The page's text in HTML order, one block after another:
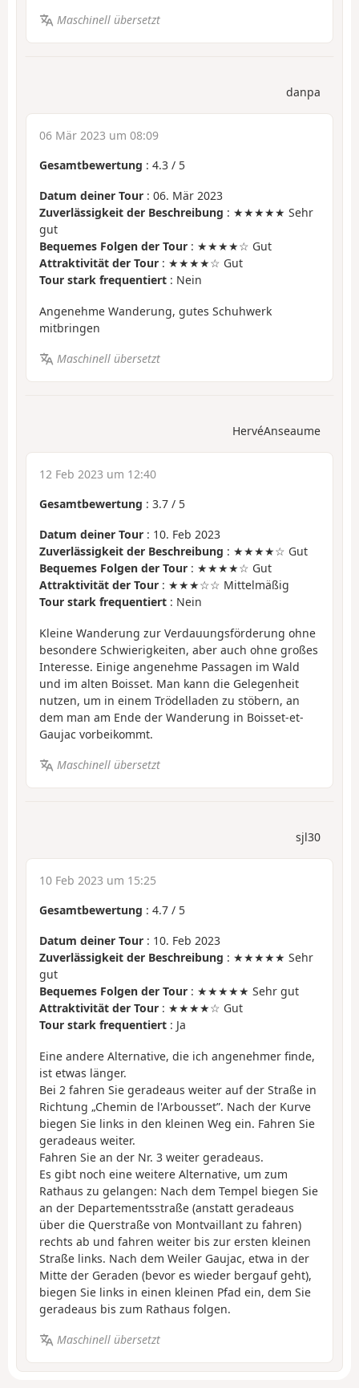
Maschinell übersetzt
danpa
06 Mär 2023 um 08:09
Gesamtbewertung : 4.3 / 5
Datum deiner Tour : 06. Mär 2023
Zuverlässigkeit der Beschreibung : ★★★★★ Sehr
gut
Bequemes Folgen der Tour : ★★★★☆ Gut
Attraktivität der Tour : ★★★★☆ Gut
Tour stark frequentiert : Nein
Angenehme Wanderung, gutes Schuhwerk
mitbringen
Maschinell übersetzt
HervéAnseaume
12 Feb 2023 um 12:40
Gesamtbewertung : 3.7 / 5
Datum deiner Tour : 10. Feb 2023
Zuverlässigkeit der Beschreibung : ★★★★☆ Gut
Bequemes Folgen der Tour : ★★★★☆ Gut
Attraktivität der Tour : ★★★☆☆ Mittelmäßig
Tour stark frequentiert : Nein
Kleine Wanderung zur Verdauungsförderung ohne
besondere Schwierigkeiten, aber auch ohne großes
Interesse. Einige angenehme Passagen im Wald
und im alten Boisset. Man kann die Gelegenheit
nutzen, um in einem Trödelladen zu stöbern, an
dem man am Ende der Wanderung in Boisset-et-
Gaujac vorbeikommt.
Maschinell übersetzt
sjl30
10 Feb 2023 um 15:25
Gesamtbewertung : 4.7 / 5
Datum deiner Tour : 10. Feb 2023
Zuverlässigkeit der Beschreibung : ★★★★★ Sehr
gut
Bequemes Folgen der Tour : ★★★★★ Sehr gut
Attraktivität der Tour : ★★★★☆ Gut
Tour stark frequentiert : Ja
Eine andere Alternative, die ich angenehmer finde,
ist etwas länger.
Bei 2 fahren Sie geradeaus weiter auf der Straße in
Richtung „Chemin de l'Arbousset”. Nach der Kurve
biegen Sie links in den kleinen Weg ein. Fahren Sie
geradeaus weiter.
Fahren Sie an der Nr. 3 weiter geradeaus.
Es gibt noch eine weitere Alternative, um zum
Rathaus zu gelangen: Nach dem Tempel biegen Sie
an der Departementsstraße (anstatt geradeaus
über die Querstraße von Montvaillant zu fahren)
rechts ab und fahren weiter bis zur ersten kleinen
Straße links. Nach dem Weiler Gaujac, etwa in der
Mitte der Geraden (bevor es wieder bergauf geht),
biegen Sie links in einen kleinen Pfad ein, dem Sie
geradeaus bis zum Rathaus folgen.
Maschinell übersetzt